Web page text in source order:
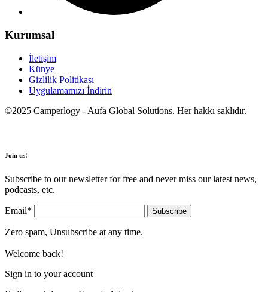
Kurumsal
İletişim
Künye
Gizlilik Politikası
Uygulamamızı İndirin
©2025 Camperlogy - Aufa Global Solutions. Her hakkı saklıdır.
Join us!
Subscribe to our newsletter for free and never miss our latest news,
podcasts, etc.
Email*
Zero spam, Unsubscribe at any time.
Welcome back!
Sign in to your account